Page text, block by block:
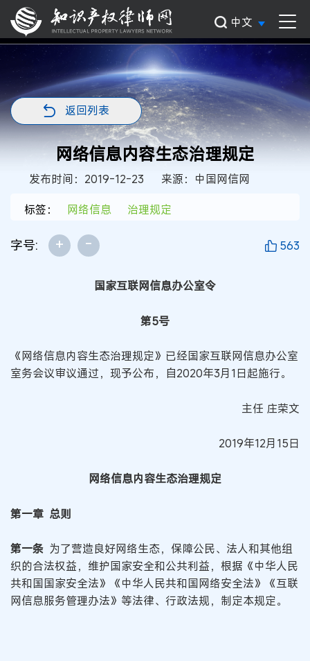
中文
返回列表
网络信息内容生态治理规定
发布时间：2019-12-23
来源：中国网信网
标签：
网络信息 治理规定
字号: + - 563
国家互联网信息办公室令
第5号
《网络信息内容生态治理规定》已经国家互联网信息办公室
室务会议审议通过，现予公布，自2020年3月1日起施行。
主任 庄荣文
2019年12月15日
网络信息内容生态治理规定
第一章 总则
第一条 为了营造良好网络生态，保障公民、法人和其他组
织的合法权益，维护国家安全和公共利益，根据《中华人民
共和国国家安全法》《中华人民共和国网络安全法》《互联
网信息服务管理办法》等法律、行政法规，制定本规定。